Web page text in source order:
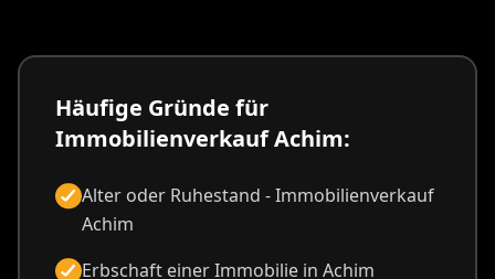
Häufige Gründe für
Immobilienverkauf Achim:
Alter oder Ruhestand - Immobilienverkauf
Achim
Erbschaft einer Immobilie in Achim